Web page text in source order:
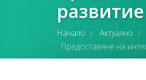
Начало / Актуално /
Предоставяне на